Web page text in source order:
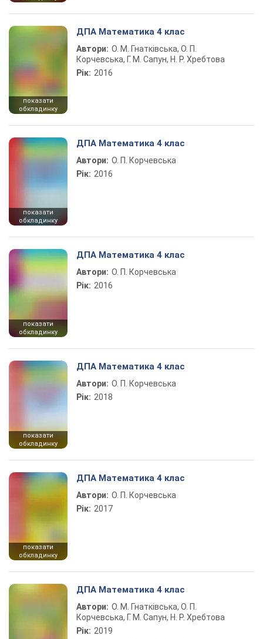
показати
обкладинку
ДПА Математика 4 клас
Автори: О. М. Гнатківська, О. П.
Корчевська, Г. М. Сапун, Н. Р. Хребтова
Рік: 2016
показати
обкладинку
ДПА Математика 4 клас
Автори: О. П. Корчевська
Рік: 2016
показати
обкладинку
ДПА Математика 4 клас
Автори: О. П. Корчевська
Рік: 2016
показати
обкладинку
ДПА Математика 4 клас
Автори: О. П. Корчевська
Рік: 2018
показати
обкладинку
ДПА Математика 4 клас
Автори: О. П. Корчевська
Рік: 2017
ДПА Математика 4 клас
Автори: О. М. Гнатківська, О. П.
Корчевська, Г. М. Сапун, Н. Р. Хребтова
Рік: 2019